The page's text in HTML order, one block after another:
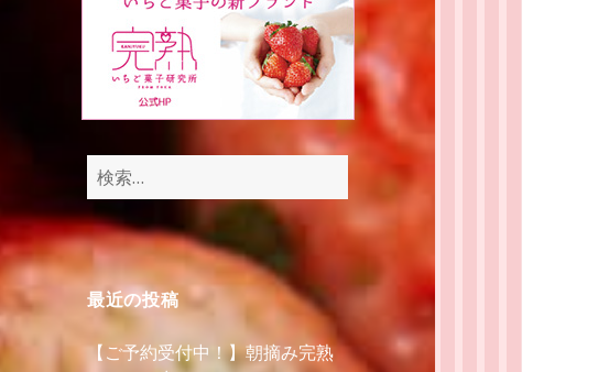
検
索:
最近の投稿
【ご予約受付中！】朝摘み完熟